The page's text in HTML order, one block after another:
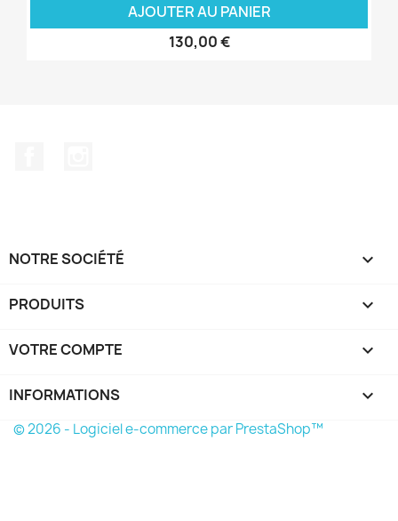
AJOUTER AU PANIER
130,00 €
NOTRE SOCIÉTÉ 
PRODUITS 
VOTRE COMPTE 
INFORMATIONS keyboard_arrow_down
© 2026 - Logiciel e-commerce par PrestaShop™